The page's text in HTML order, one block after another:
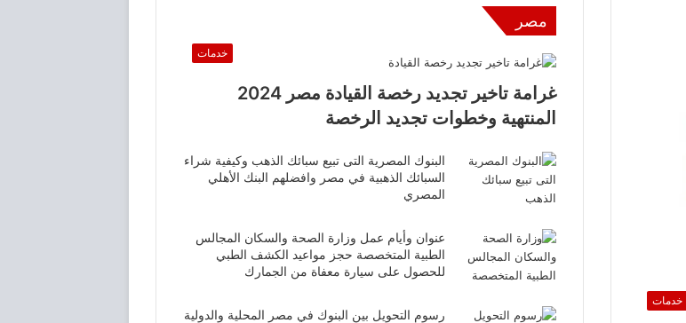
خدمات
مصر
خدمات
غرامة تاخير تجديد رخصة القيادة مصر 2024
المنتهية وخطوات تجديد الرخصة
البنوك المصرية التى تبيع سبائك الذهب وكيفية شراء
السبائك الذهبية في مصر وافضلهم البنك الأهلي
المصري
عنوان وأيام عمل وزارة الصحة والسكان المجالس
الطبية المتخصصة حجز مواعيد الكشف الطبي
للحصول على سيارة معفاة من الجمارك
رسوم التحويل بين البنوك في مصر المحلية والدولية